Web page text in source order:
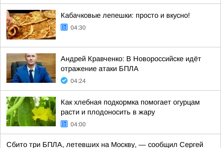
Кабачковые лепешки: просто и вкусно!
04:30
Андрей Кравченко: В Новороссийске идёт
отражение атаки БПЛА
04:24
Как хлебная подкормка помогает огурцам
расти и плодоносить в жару
04:00
Сбито три БПЛА, летевших на Москву, — сообщил Сергей